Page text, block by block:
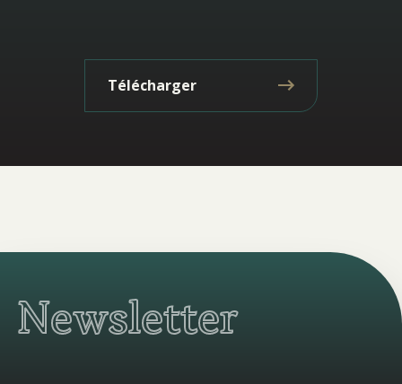
Télécharger
Newsletter